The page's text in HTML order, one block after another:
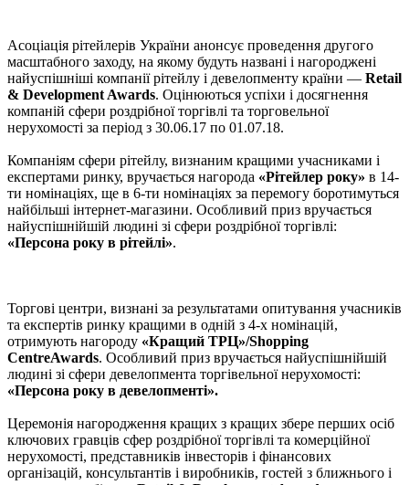
Асоціація рітейлерів України анонсує проведення другого
масштабного заходу, на якому будуть названі і нагороджені
найуспішніші компанії рітейлу і девелопменту країни — Retail
& Development Awards. Оцінюються успіхи і досягнення
компаній сфери роздрібної торгівлі та торговельної
нерухомості за період з 30.06.17 по 01.07.18.
Компаніям сфери рітейлу, визнаним кращими учасниками і
експертами ринку, вручається нагорода «Рітейлер року» в 14-
ти номінаціях, ще в 6-ти номінаціях за перемогу боротимуться
найбільші інтернет-магазини. Особливий приз вручається
найуспішнійшій людині зі сфери роздрібної торгівлі:
«Персона року в рітейлі».
Торгові центри, визнані за результатами опитування учасників
та експертів ринку кращими в одній з 4-х номінацій,
отримують нагороду «Кращий ТРЦ»/Shopping
CentreAwards. Особливий приз вручається найуспішнійшій
людині зі сфери девелопмента торгівельної нерухомості:
«Персона року в девелопменті».
Церемонія нагородження кращих з кращих збере перших осіб
ключових гравців сфер роздрібної торгівлі та комерційної
нерухомості, представників інвесторів і фінансових
організацій, консультантів і виробників, гостей з ближнього і